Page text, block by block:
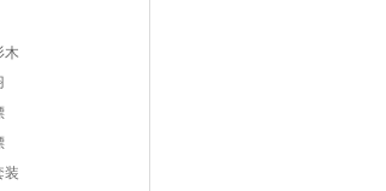
木
装